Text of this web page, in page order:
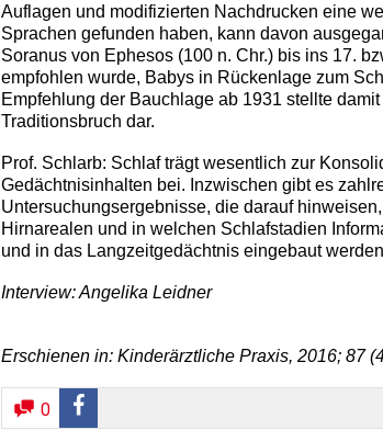
Auflagen und modifizierten Nachdrucken eine
Sprachen gefunden haben, kann davon
Soranus von Ephesos (100 n. Chr.) bis ins 17.
empfohlen wurde, Babys in Rückenlage zum
Empfehlung der Bauchlage ab 1931 stellte
Traditionsbruch dar.
Prof. Schlarb: Schlaf trägt wesentlich zur
Gedächtnisinhalten bei. Inzwischen gibt es
Untersuchungsergebnisse, die darauf
Hirnarealen und in welchen Schlafstadien
und in das Langzeitgedächtnis eingebaut
Interview: Angelika Leidner
Erschienen in: Kinderärztliche Praxis, 2016; 87
0